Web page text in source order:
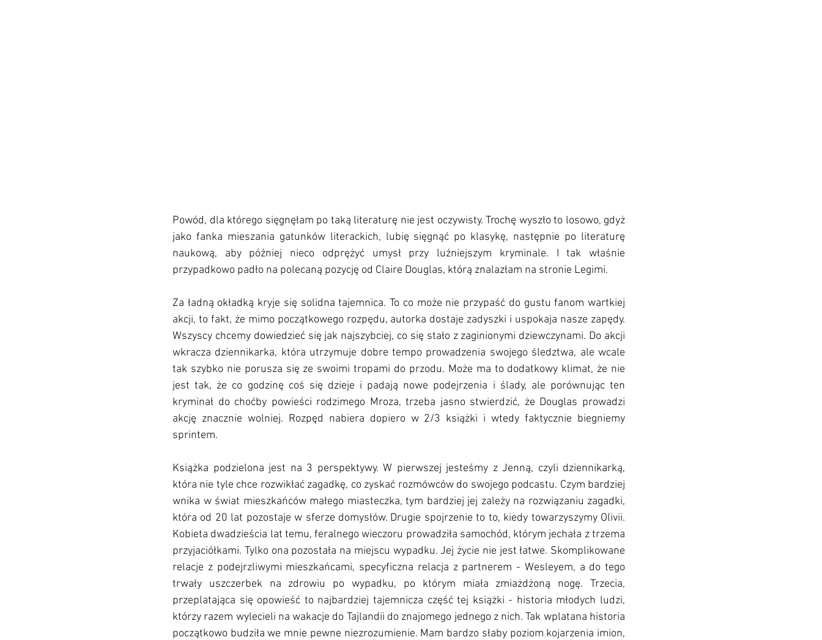
Powód, dla którego sięgnęłam po taką literaturę nie jest oczywisty. Trochę wyszło to losowo, gdyż
jako fanka mieszania gatunków literackich, lubię sięgnąć po klasykę, następnie po literaturę
naukową, aby później nieco odprężyć umysł przy luźniejszym kryminale. I tak właśnie
przypadkowo padło na polecaną pozycję od Claire Douglas, którą znalazłam na stronie Legimi.
Za ładną okładką kryje się solidna tajemnica. To co może nie przypaść do gustu fanom wartkiej
akcji, to fakt, że mimo początkowego rozpędu, autorka dostaje zadyszki i uspokaja nasze zapędy.
Wszyscy chcemy dowiedzieć się jak najszybciej, co się stało z zaginionymi dziewczynami. Do akcji
wkracza dziennikarka, która utrzymuje dobre tempo prowadzenia swojego śledztwa, ale wcale
tak szybko nie porusza się ze swoimi tropami do przodu. Może ma to dodatkowy klimat, że nie
jest tak, że co godzinę coś się dzieje i padają nowe podejrzenia i ślady, ale porównując ten
kryminał do choćby powieści rodzimego Mroza, trzeba jasno stwierdzić, że Douglas prowadzi
akcję znacznie wolniej. Rozpęd nabiera dopiero w 2/3 książki i wtedy faktycznie biegniemy
sprintem.
Książka podzielona jest na 3 perspektywy. W pierwszej jesteśmy z Jenną, czyli dziennikarką,
która nie tyle chce rozwikłać zagadkę, co zyskać rozmówców do swojego podcastu. Czym bardziej
wnika w świat mieszkańców małego miasteczka, tym bardziej jej zależy na rozwiązaniu zagadki,
która od 20 lat pozostaje w sferze domysłów. Drugie spojrzenie to to, kiedy towarzyszymy Olivii.
Kobieta dwadzieścia lat temu, feralnego wieczoru prowadziła samochód, którym jechała z trzema
przyjaciółkami. Tylko ona pozostała na miejscu wypadku. Jej życie nie jest łatwe. Skomplikowane
relacje z podejrzliwymi mieszkańcami, specyficzna relacja z partnerem - Wesleyem, a do tego
trwały uszczerbek na zdrowiu po wypadku, po którym miała zmiażdżoną nogę. Trzecia,
przeplatająca się opowieść to najbardziej tajemnicza część tej książki - historia młodych ludzi,
którzy razem wylecieli na wakacje do Tajlandii do znajomego jednego z nich. Tak wplatana historia
początkowo budziła we mnie pewne niezrozumienie. Mam bardzo słaby poziom kojarzenia imion,